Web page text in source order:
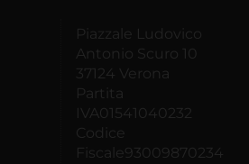
Piazzale Ludovico
Antonio Scuro 10
37124 Verona
Partita
IVA01541040232
Codice
Fiscale93009870234